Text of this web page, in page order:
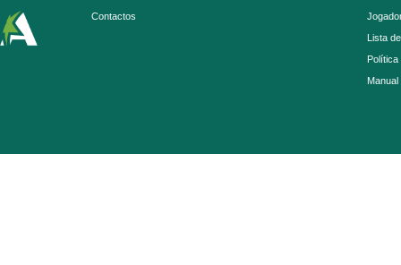
Contactos
Lista
Política